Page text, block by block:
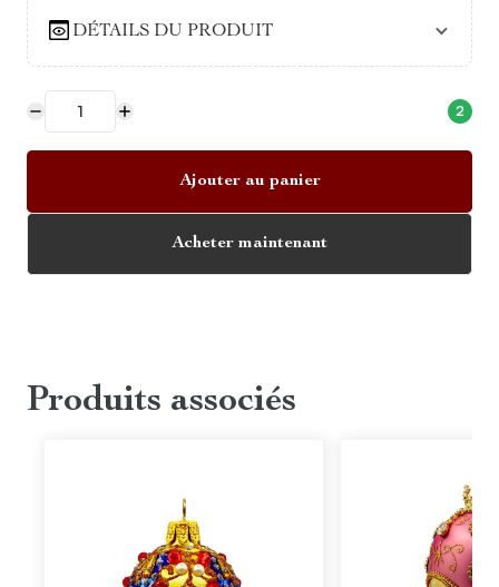
DÉTAILS DU PRODUIT
2
Ajouter au panier
Acheter maintenant
Produits associés